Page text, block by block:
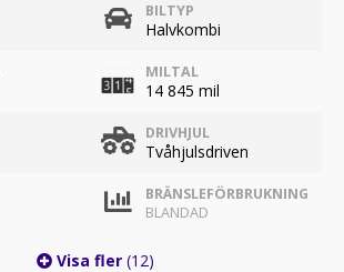
BILTYP
Halvkombi
MILTAL
14 845 mil
DRIVHJUL
Tvåhjulsdriven
BRÄNSLEFÖRBRUKNING
BLANDAD
Visa fler (12)